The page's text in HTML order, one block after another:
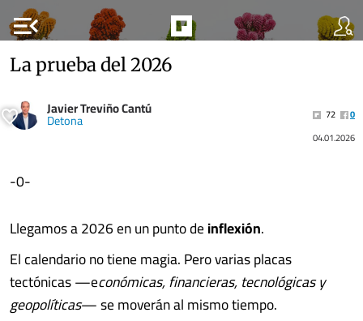
menu_open
La prueba del 2026
Javier Treviño Cantú
Detona 72
0
04.01.2026
-0-
Llegamos a 2026 en un punto deinflexión.
El calendario no tiene magia. Pero varias placas
tectónicas —económicas, financieras, tecnológicas y
geopolíticas— se moverán al mismo tiempo.